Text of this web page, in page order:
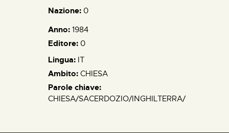
Nazione: 0
Anno: 1984
Editore: 0
Lingua: IT
Ambito: CHIESA
Parole chiave:
CHIESA/SACERDOZIO/INGHILTERRA/